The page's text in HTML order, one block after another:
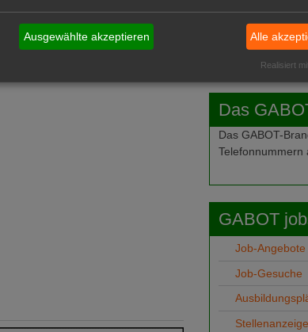
Das
Das GABOT-
Telefonnummern
GABOT
Job-Angebote
Job-Gesuche
Ausgewählte akzeptieren Alle
Realisiert